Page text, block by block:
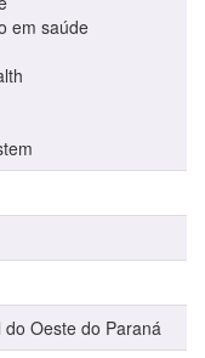
em saúde
Oeste do Paraná